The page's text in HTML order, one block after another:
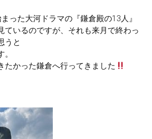
った大河ドラマの『鎌倉殿の13人』
ているのですが、それも来月で終わっ
うと
たかった鎌倉へ行ってきました